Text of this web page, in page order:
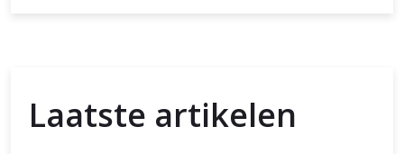
Laatste artikelen